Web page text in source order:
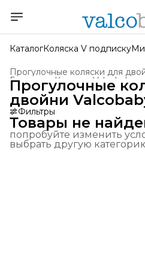
КаталогКоляска V подписку
Прогулочные коляски для
Коляски Valcobaby ›
Главная ›
Прогулочные
двойни
Фильтры
Товары не
попробуйте изменить
выбрать другую